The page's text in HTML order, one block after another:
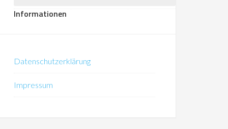
Informationen
Datenschutzerklärung
Impressum